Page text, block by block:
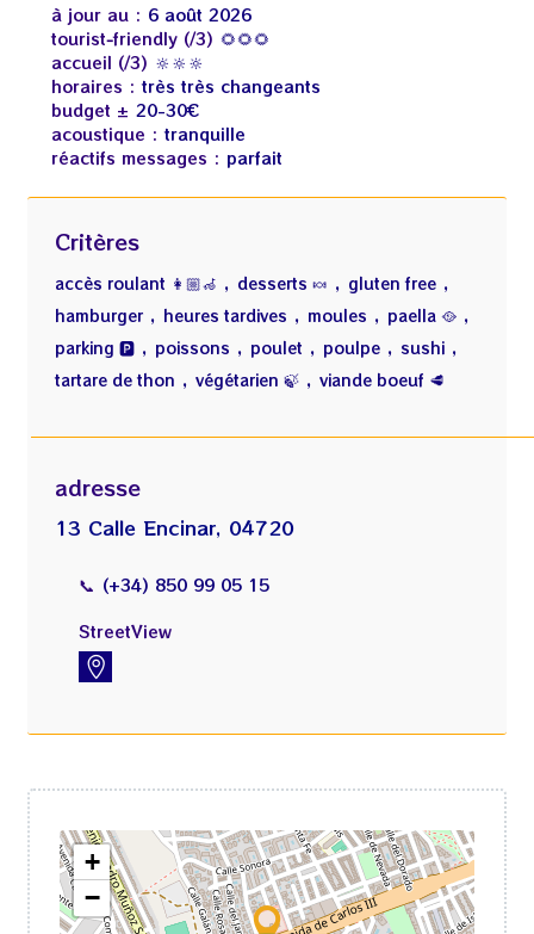
à jour au : 6 août 2026
tourist‑friendly (/3) 🌻🌻🌻
accueil (/3) 🔆🔆🔆
horaires : très très changeants
budget ± 20-30€
acoustique : tranquille
réactifs messages : parfait
adresse
13 Calle Encinar, 04720
📞 (+34) 850 99 05 15
StreetView
Critères
accès roulant 👩🏼‍🦽 , desserts 🍬 , gluten free ,
hamburger , heures tardives , moules , paella 🥘 ,
parking 🅿️ , poissons , poulet , poulpe , sushi ,
tartare de thon , végétarien 🍃 , viande boeuf 🥩
+
−